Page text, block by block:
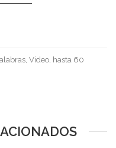
Video, hasta 60